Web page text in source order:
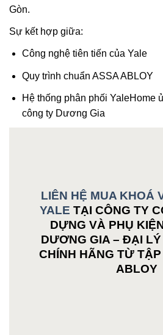
Gòn.
Sự kết hợp giữa:
Công nghệ tiên tiến của Yale
Quy trình chuẩn ASSA ABLOY
Hệ thống phân phối YaleHome
công ty Dương Gia
LIÊN HỆ MUA KHOÁ
YALE TẠI CÔNG TY
DỰNG VÀ PHỤ
DƯƠNG GIA – ĐẠI
CHÍNH HÃNG TỪ
ABLOY